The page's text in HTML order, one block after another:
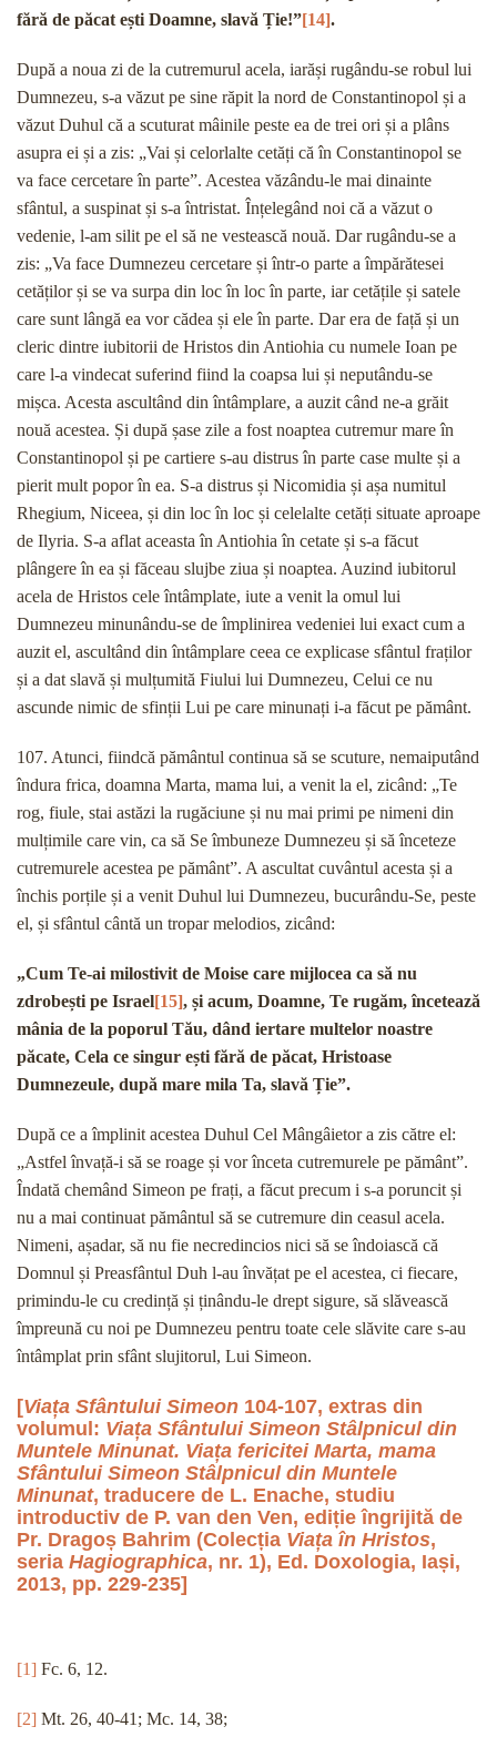
fără de păcat ești Doamne, slavă Ție!”[14].
După a noua zi de la cutremurul acela, iarăși rugându-se robul lui
Dumnezeu, s-a văzut pe sine răpit la nord de Constantinopol și a
văzut Duhul că a scuturat mâinile peste ea de trei ori și a plâns
asupra ei și a zis: „Vai și celorlalte cetăți că în Constantinopol se
va face cercetare în parte”. Acestea văzându-le mai dinainte
sfântul, a suspinat și s-a întristat. Înțelegând noi că a văzut o
vedenie, l-am silit pe el să ne vestească nouă. Dar rugându-se a
zis: „Va face Dumnezeu cercetare și într-o parte a împărătesei
cetăților și se va surpa din loc în loc în parte, iar cetățile și satele
care sunt lângă ea vor cădea și ele în parte. Dar era de față și un
cleric dintre iubitorii de Hristos din Antiohia cu numele Ioan pe
care l-a vindecat suferind fiind la coapsa lui și neputându-se
mișca. Acesta ascultând din întâmplare, a auzit când ne-a grăit
nouă acestea. Și după șase zile a fost noaptea cutremur mare în
Constantinopol și pe cartiere s-au distrus în parte case multe și a
pierit mult popor în ea. S-a distrus și Nicomidia și așa numitul
Rhegium, Niceea, și din loc în loc și celelalte cetăți situate aproape
de Ilyria. S-a aflat aceasta în Antiohia în cetate și s-a făcut
plângere în ea și făceau slujbe ziua și noaptea. Auzind iubitorul
acela de Hristos cele întâmplate, iute a venit la omul lui
Dumnezeu minunându-se de împlinirea vedeniei lui exact cum a
auzit el, ascultând din întâmplare ceea ce explicase sfântul fraților
și a dat slavă și mulțumită Fiului lui Dumnezeu, Celui ce nu
ascunde nimic de sfinții Lui pe care minunați i-a făcut pe pământ.
107. Atunci, fiindcă pământul continua să se scuture, nemaiputând
îndura frica, doamna Marta, mama lui, a venit la el, zicând: „Te
rog, fiule, stai astăzi la rugăciune și nu mai primi pe nimeni din
mulțimile care vin, ca să Se îmbuneze Dumnezeu și să înceteze
cutremurele acestea pe pământ”. A ascultat cuvântul acesta și a
închis porțile și a venit Duhul lui Dumnezeu, bucurându-Se, peste
el, și sfântul cântă un tropar melodios, zicând:
„Cum Te-ai milostivit de Moise care mijlocea ca să nu
zdrobești pe Israel[15], și acum, Doamne, Te rugăm, încetează
mânia de la poporul Tău, dând iertare multelor noastre
păcate, Cela ce singur ești fără de păcat, Hristoase
Dumnezeule, după mare mila Ta, slavă Ție”.
După ce a împlinit acestea Duhul Cel Mângâietor a zis către el:
„Astfel învață-i să se roage și vor înceta cutremurele pe pământ”.
Îndată chemând Simeon pe frați, a făcut precum i s-a poruncit și
nu a mai continuat pământul să se cutremure din ceasul acela.
Nimeni, așadar, să nu fie necredincios nici să se îndoiască că
Domnul și Preasfântul Duh l-au învățat pe el acestea, ci fiecare,
primindu-le cu credință și ținându-le drept sigure, să slăvească
împreună cu noi pe Dumnezeu pentru toate cele slăvite care s-au
întâmplat prin sfânt slujitorul, Lui Simeon.
[Viața Sfântului Simeon 104-107, extras din
volumul: Viața Sfântului Simeon Stâlpnicul din
Muntele Minunat. Viața fericitei Marta, mama
Sfântului Simeon Stâlpnicul din Muntele
Minunat, traducere de L. Enache, studiu
introductiv de P. van den Ven, ediție îngrijită de
Pr. Dragoș Bahrim (Colecția Viața în Hristos,
seria Hagiographica, nr. 1), Ed. Doxologia, Iași,
2013, pp. 229-235]
[1] Fc. 6, 12.
[2] Mt. 26, 40-41; Mc. 14, 38;